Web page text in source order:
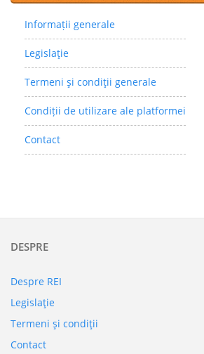
Informații generale
Legislaţie
Termeni şi condiţii generale
Condiții de utilizare ale platformei
Contact
DESPRE
Despre REI
Legislaţie
Termeni şi condiţii
Contact